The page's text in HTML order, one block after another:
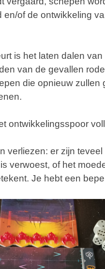
en/of de ontwikkeling
is het laten dalen
van de gevallen
die opnieuw zullen
ontwikkelingsspoor
verliezen: er zijn
verwoest, of het
Je hebt een